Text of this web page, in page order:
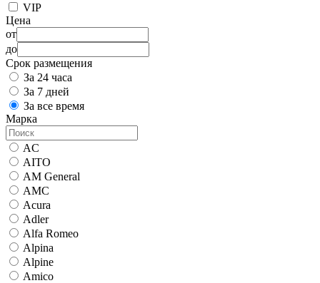
VIP
Цена
от
до
Срок размещения
За 24 часа
За 7 дней
За все время
Марка
AC
AITO
AM General
AMC
Acura
Adler
Alfa Romeo
Alpina
Alpine
Amico